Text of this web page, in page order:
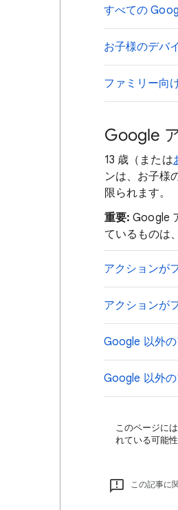
すべての
お子様のデバ
ファミリー向
Google
13 歳（または
ンは、お子様
限られます。
重要: Google
ているものは
アクションが
アクションが
Google 以外
Google 以外
このページに
れている可能性
この記事に